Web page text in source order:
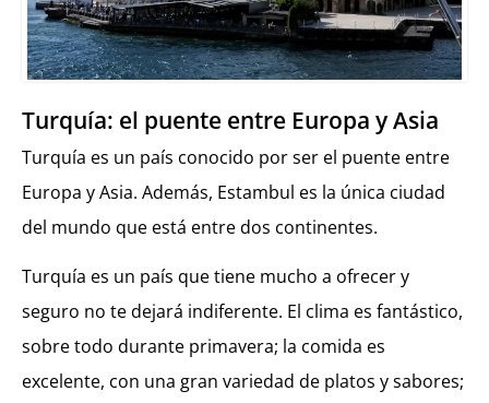
Turquía: el puente entre Europa y Asia
Turquía es un país conocido por ser el puente entre
Europa y Asia. Además, Estambul es la única ciudad
del mundo que está entre dos continentes.
Turquía es un país que tiene mucho a ofrecer y
seguro no te dejará indiferente. El clima es fantástico,
sobre todo durante primavera; la comida es
excelente, con una gran variedad de platos y sabores;